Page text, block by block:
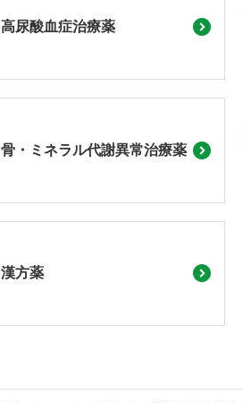
高尿酸血症治療薬
骨・ミネラル代謝異常治療薬
漢方薬